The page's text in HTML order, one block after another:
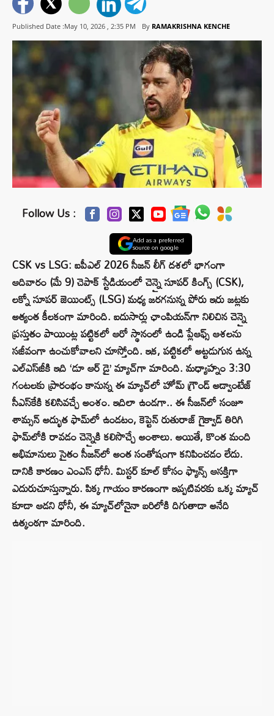
Published Date :May 10, 2026 , 2:35 PM By RAMAKRISHNA KENCHE
Follow Us :
Add as a preferred
source on google
CSK vs LSG: ఐపీఎల్ 2026 సీజన్ లీగ్ దశలో భాగంగా
ఆదివారం (మే 9) చెపాక్ స్టేడియంలో చెన్నై సూపర్ కింగ్స్ (CSK),
లక్నో సూపర్ జెయింట్స్ (LSG) మధ్య జరగనున్న పోరు ఇరు జట్లకు
అత్యంత కీలకంగా మారింది. ఐదుసార్లు ఛాంపియన్‌గా నిలిచిన చెన్నై
ప్రస్తుతం పాయింట్ల పట్టికలో ఆరో స్థానంలో ఉండి ప్లేఆఫ్స్ ఆశలను
సజీవంగా ఉంచుకోవాలని చూస్తోంది. ఇక, పట్టికలో అట్టడుగున ఉన్న
ఎల్‌ఎస్‌జీకి ఇది ‘డూ ఆర్ డై’ మ్యాచ్‌గా మారింది. మధ్యాహ్నం 3:30
గంటలకు ప్రారంభం కానున్న ఈ మ్యాచ్‌లో హోమ్ గ్రౌండ్ అడ్వాంటేజ్
సీఎస్‌కేకి కలిసివచ్చే అంశం. ఇదిలా ఉండగా.. ఈ సీజన్‌లో సంజూ
శామ్సన్ అద్భుత ఫామ్‌లో ఉండటం, కెప్టెన్ రుతురాజ్ గైక్వాడ్ తిరిగి
ఫామ్‌లోకి రావడం చెన్నైకి కలిసొచ్చే అంశాలు. అయితే, కొంత మంది
అభిమానులు సైతం సీజన్‌లో అంత సంతోషంగా కనిపించడం లేదు.
దానికి కారణం ఎంఎస్ ధోనీ. మిస్టర్ కూల్ కోసం ఫ్యాన్స్ ఆసక్తిగా
ఎదురుచూస్తున్నారు. పిక్క గాయం కారణంగా ఇప్పటివరకు ఒక్క మ్యాచ్
కూడా ఆడని ధోనీ, ఈ మ్యాచ్‌లోనైనా బరిలోకి దిగుతాడా అనేది
ఉత్కంఠగా మారింది.